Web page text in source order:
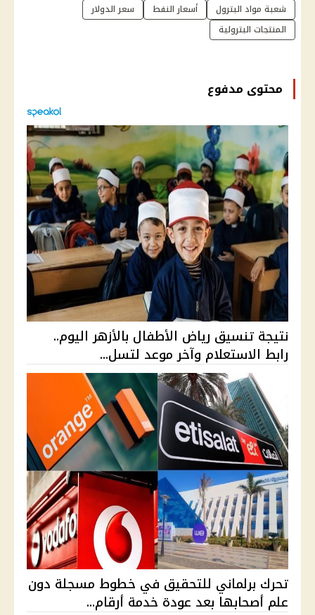
شعبة مواد البترول
أسعار النفط
سعر الدولار
المنتجات البترولية
محتوى مدفوع
نتيجة تنسيق رياض الأطفال بالأزهر اليوم..
رابط الاستعلام وآخر موعد لتسل...
تحرك برلماني للتحقيق في خطوط مسجلة دون
علم أصحابها بعد عودة خدمة أرقام...